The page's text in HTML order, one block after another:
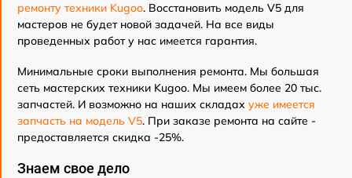
ремонту техники Kugoo. Восстановить модель V5 для
мастеров не будет новой задачей. На все виды
проведенных работ у нас имеется гарантия.
Минимальные сроки выполнения ремонта. Мы большая
сеть мастерских техники Kugoo. Мы имеем более 20 тыс.
запчастей. И возможно на наших складах уже имеется
запчасть на модель V5. При заказе ремонта на сайте -
предоставляется скидка -25%.
Знаем свое дело